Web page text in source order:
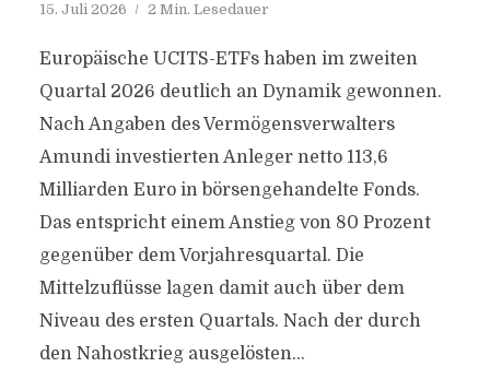
15. Juli 2026 2 Min. Lesedauer
Europäische UCITS-ETFs haben im zweiten
Quartal 2026 deutlich an Dynamik gewonnen.
Nach Angaben des Vermögensverwalters
Amundi investierten Anleger netto 113,6
Milliarden Euro in börsengehandelte Fonds.
Das entspricht einem Anstieg von 80 Prozent
gegenüber dem Vorjahresquartal. Die
Mittelzuflüsse lagen damit auch über dem
Niveau des ersten Quartals. Nach der durch
den Nahostkrieg ausgelösten...